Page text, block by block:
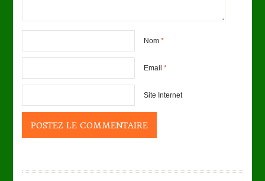
Nom *
Email *
Site Internet